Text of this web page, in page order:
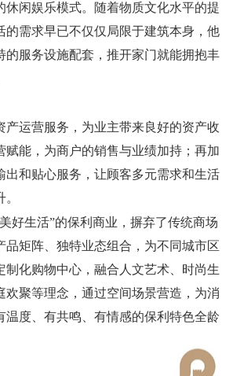
休闲娱乐模式。随着物质文化水平的提
的需求早已不仅仅局限于建筑本身，他
的服务设施配套，推开家门就能拥抱丰
产运营服务，为业主带来良好的资产收
赋能，为商户的销售与业绩加持；再加
出和贴心服务，让顾客多元需求和生活
好生活”的保利商业，摒弃了传统商场
品矩阵、独特业态组合，为不同城市区
制化购物中心，融合人文艺术、时尚生
欢聚等理念，通过空间场景营造，为消
温度、有共鸣、有情感的保利特色全龄